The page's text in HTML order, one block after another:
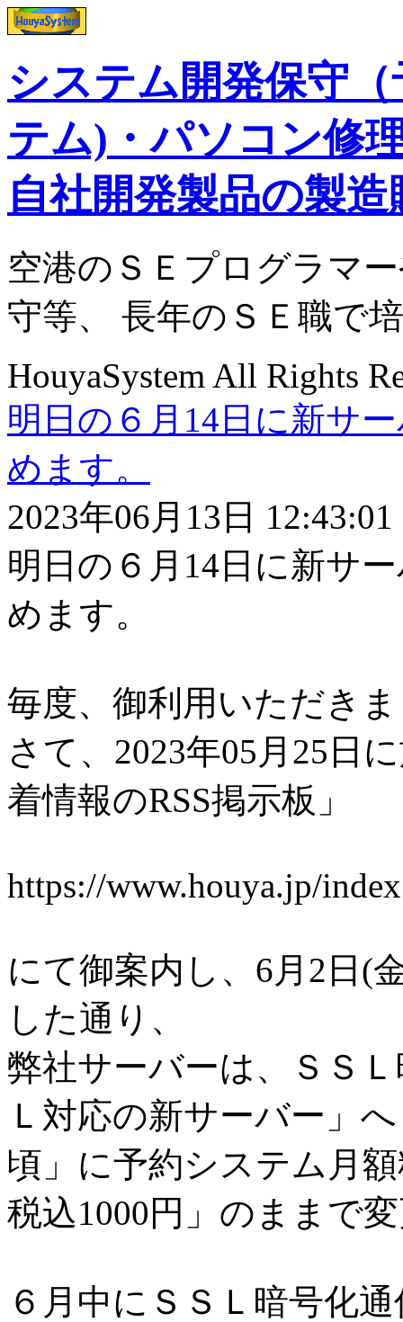
システム開発保守
テム)・パソコン修
自社開発製品の製造
空港のＳＥプログラマ
守等、 長年のＳＥ職で
HouyaSystem All Rights
明日の６月14日に新サ
めます。
2023年06月13 日 12:43:01
明日の６月14日に新サ
めます。
毎度、御利用いただき
さて、2023年05月25日
着情報のRSS掲示板」
https://www.houya.jp/
にて御案内し、6月2日(
した通り、
弊社サーバーは、ＳＳ
Ｌ対応の新サーバー」
頃」に予約システム月
税込1000円」のままで
６月中にＳＳＬ暗号化